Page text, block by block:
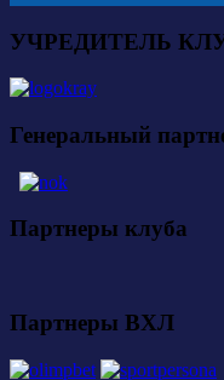
УЧРЕДИТЕЛЬ
Генеральный
Партнеры клуба
Партнеры ВХЛ